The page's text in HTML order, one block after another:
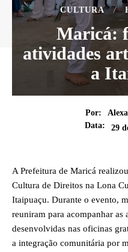
CULTURA
Maricá:
atividades
a
Por:
Data:
29
A Prefeitura de Maricá
Cultura de Direitos na Lona
Itaipuaçu. Durante o evento,
reuniram para acompanhar as
desenvolvidas nas oficinas
a integração comunitária por